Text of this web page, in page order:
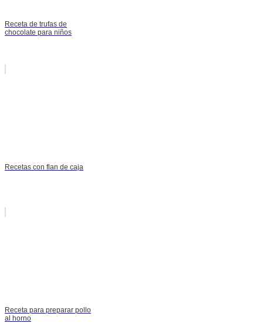
Receta de trufas de
chocolate para niños
Recetas con flan de caja
Receta para preparar pollo
al horno